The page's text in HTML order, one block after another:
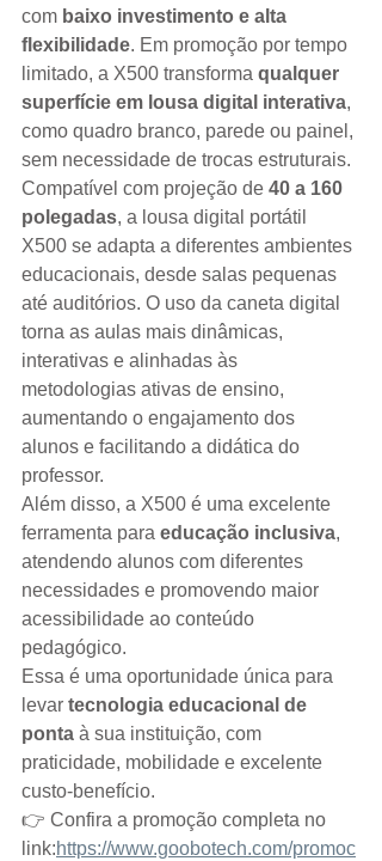
com baixo investimento e alta
flexibilidade. Em promoção por tempo
limitado, a X500 transforma qualquer
superfície em lousa digital interativa,
como quadro branco, parede ou painel,
sem necessidade de trocas estruturais.
Compatível com projeção de 40 a 160
polegadas, a lousa digital portátil
X500 se adapta a diferentes ambientes
educacionais, desde salas pequenas
até auditórios. O uso da caneta digital
torna as aulas mais dinâmicas,
interativas e alinhadas às
metodologias ativas de ensino,
aumentando o engajamento dos
alunos e facilitando a didática do
professor.
Além disso, a X500 é uma excelente
ferramenta para educação inclusiva,
atendendo alunos com diferentes
necessidades e promovendo maior
acessibilidade ao conteúdo
pedagógico.
Essa é uma oportunidade única para
levar tecnologia educacional de
ponta à sua instituição, com
praticidade, mobilidade e excelente
custo-benefício.
👉 Confira a promoção completa no
link:https://www.goobotech.com/promoc